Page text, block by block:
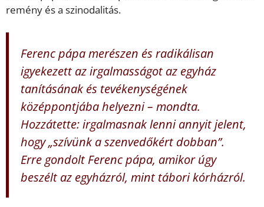
remény és a szinodalitás.
Ferenc pápa merészen és radikálisan
igyekezett az irgalmasságot az egyház
tanításának és tevékenységének
középpontjába helyezni – mondta.
Hozzátette: irgalmasnak lenni annyit jelent,
hogy „szívünk a szenvedőkért dobban”.
Erre gondolt Ferenc pápa, amikor úgy
beszélt az egyházról, mint tábori kórházról.